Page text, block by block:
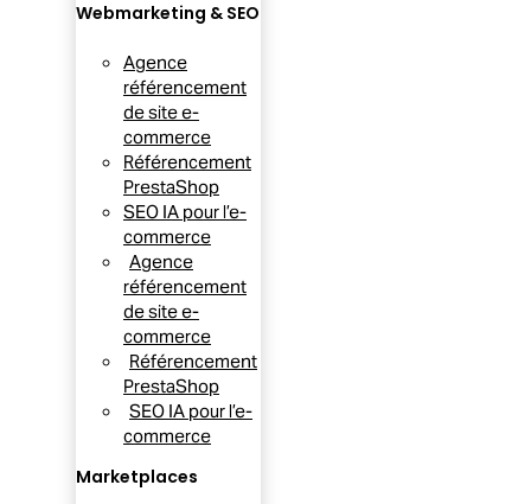
Webmarketing & SEO
Agence
référencement
de site e-
commerce
Référencement
PrestaShop
SEO IA pour l’e-
commerce
Agence
référencement
de site e-
commerce
Référencement
PrestaShop
SEO IA pour l’e-
commerce
Marketplaces